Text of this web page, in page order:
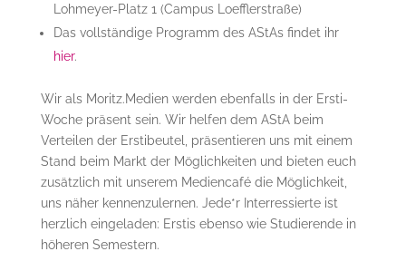
Lohmeyer-Platz 1 (Campus Loefflerstraße)
Das vollständige Programm des AStAs findet ihr
hier.
Wir als Moritz.Medien werden ebenfalls in der Ersti-
Woche präsent sein. Wir helfen dem AStA beim
Verteilen der Erstibeutel, präsentieren uns mit einem
Stand beim Markt der Möglichkeiten und bieten euch
zusätzlich mit unserem Mediencafé die Möglichkeit,
uns näher kennenzulernen. Jede*r Interressierte ist
herzlich eingeladen: Erstis ebenso wie Studierende in
höheren Semestern.